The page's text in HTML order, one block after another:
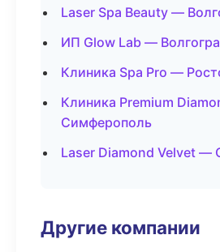
Laser Spa Beauty —
ИП Glow Lab —
Клиника Spa Pro —
Клиника Premium
Симферополь
Laser Diamond Velvet —
Другие компании